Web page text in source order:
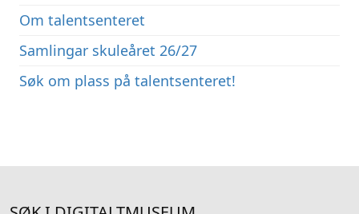
Om talentsenteret
Samlingar skuleåret 26/27
Søk om plass på talentsenteret!